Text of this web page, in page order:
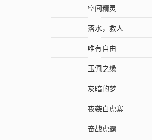
空间精灵
落水，救人
唯有自由
玉佩之缘
灰暗的梦
夜袭白虎寨
奋战虎霸